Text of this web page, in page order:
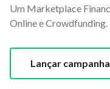
Um Marketplace
Online e Crowdfunding.
Lançar campanha